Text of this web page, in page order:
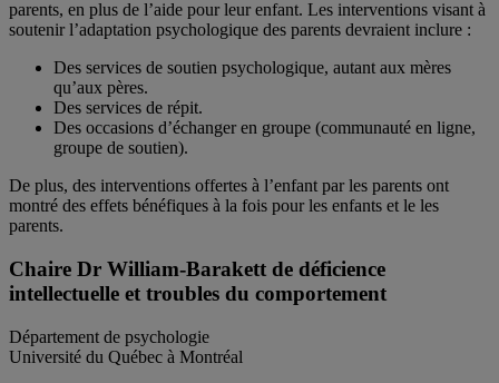
parents, en plus de l’aide pour leur enfant. Les interventions visant à
soutenir l’adaptation psychologique des parents devraient inclure :
Des services de soutien psychologique, autant aux mères
qu’aux pères.
Des services de répit.
Des occasions d’échanger en groupe (communauté en ligne,
groupe de soutien).
De plus, des interventions offertes à l’enfant par les parents ont
montré des effets bénéfiques à la fois pour les enfants et le les
parents.
Chaire Dr William-Barakett de déficience
intellectuelle et troubles du comportement
Département de psychologie
Université du Québec à Montréal